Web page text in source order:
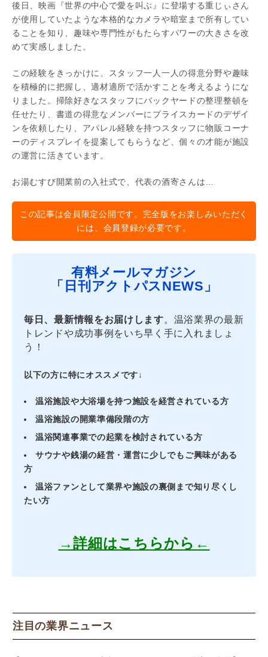
後日、映画『世界の中心で愛を叫ぶ』に登場する重じぃさん
が使用していたような本格的なカメラや暗室まで所有してい
ることを知り、趣味や専門性がもたらすパワーの大きさを改
めて実感しました。
この経験をきっかけに、スタッフ一人一人の得意分野や趣味
を積極的に把握し、適材適所で活かすことを考えるようにな
りました。掃除好きなスタッフにバックヤードの整理整頓を
任せたり、書道の得意なメンバーにプライスカードのデザイ
ンを依頼したり、アパレル経験を持つスタッフに物販コーナ
ーのディスプレイを提案してもらうなど、個々の才能が施設
の運営に活きています。
お湯むすび開業前の入社式で、代表の酒寄さんは…
この記事は会員限定公開です。完全版をお楽しみいただく
には、会員登録が必要です。
有料メールマガジン
「日刊アクトパスNEWS」
毎日、最新情報をお届けします。温浴業界の最新
トレンドや成功事例をいち早く手に入れましょ
う！
以下の方に特にオススメです↓
温浴施設や大浴場を持つ施設を経営されている方
温浴施設の開業準備段階の方
温浴関連事業での起業を検討されている方
サウナや銭湯の経営・運営に少しでもご興味がある
方
温浴ファンとして業界や施設の裏側まで知り尽くし
たい方
→詳細はこちらから←
注目の業界ニュース